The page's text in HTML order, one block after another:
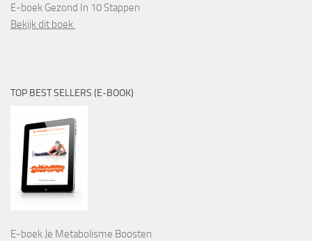
E-boek Gezond In 10 Stappen
Bekijk dit boek
TOP BEST SELLERS (E-BOOK)
E-boek Je Metabolisme Boosten